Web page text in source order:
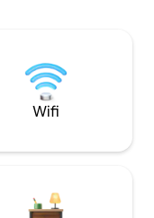
Wifi